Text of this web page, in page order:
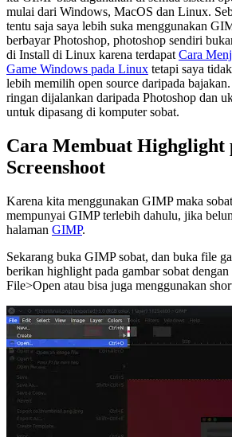
mulai dari Windows, MacOS dan Linux.
tentu saja saya lebih suka menggunakan
berbayar Photoshop, photoshop sendiri
di Install di Linux karena terdapat Cara
Game Windows pada Linux tetapi saya
lebih memilih open source daripada
ringan dijalankan daripada Photoshop dan
untuk dipasang di komputer sobat.
Cara Membuat Highglight
Screenshoot
Karena kita menggunakan GIMP maka
mempunyai GIMP terlebih dahulu, jika
halaman GIMP.
Sekarang buka GIMP sobat, dan buka file
berikan highlight pada gambar sobat dengan
File>Open atau bisa juga menggunakan